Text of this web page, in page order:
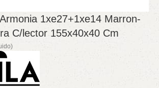
1xe27+1xe14 Marron-
C/lector 155x40x40 Cm